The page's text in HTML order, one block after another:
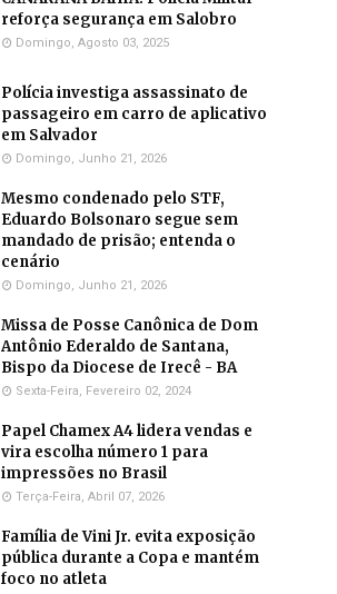
reforça segurança em Salobro
Domingo, Agosto 03, 2025
Polícia investiga assassinato de
passageiro em carro de aplicativo
em Salvador
Domingo, Junho 21, 2026
Mesmo condenado pelo STF,
Eduardo Bolsonaro segue sem
mandado de prisão; entenda o
cenário
Domingo, Junho 21, 2026
Missa de Posse Canônica de Dom
Antônio Ederaldo de Santana,
Bispo da Diocese de Irecê - BA
Sexta-Feira, Fevereiro 02, 2024
Papel Chamex A4 lidera vendas e
vira escolha número 1 para
impressões no Brasil
Terça-Feira, Abril 07, 2026
Família de Vini Jr. evita exposição
pública durante a Copa e mantém
foco no atleta